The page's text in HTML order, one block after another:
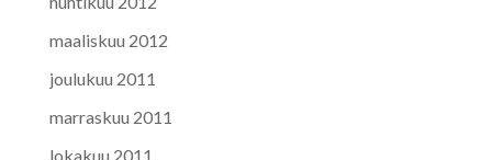
maaliskuu 2012
joulukuu 2011
marraskuu 2011
lokakuu 2011